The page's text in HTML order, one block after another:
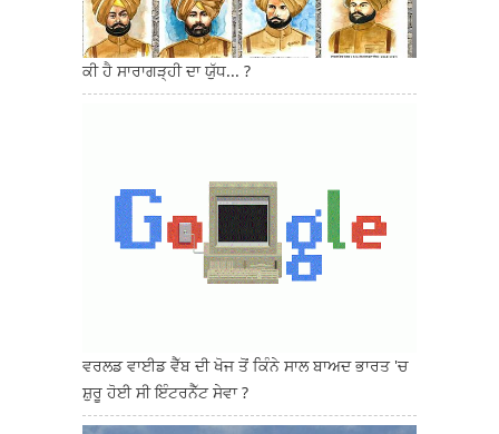
ਕੀ ਹੈ ਸਾਰਾਗੜ੍ਹੀ ਦਾ ਯੁੱਧ... ?
ਵਰਲਡ ਵਾਈਡ ਵੈੱਬ ਦੀ ਖੋਜ ਤੋਂ ਕਿੰਨੇ ਸਾਲ ਬਾਅਦ ਭਾਰਤ 'ਚ
ਸ਼ੁਰੂ ਹੋਈ ਸੀ ਇੰਟਰਨੈੱਟ ਸੇਵਾ ?